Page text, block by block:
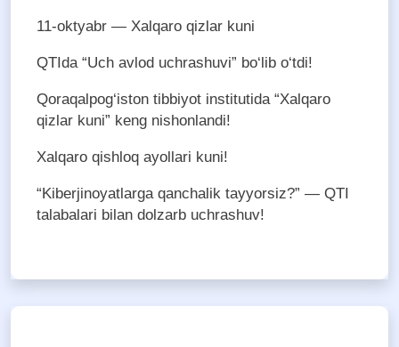
11-oktyabr — Xalqaro qizlar kuni
QTIda “Uch avlod uchrashuvi” bo‘lib o‘tdi!
Qoraqalpog‘iston tibbiyot institutida “Xalqaro
qizlar kuni” keng nishonlandi!
Xalqaro qishloq ayollari kuni!
“Kiberjinoyatlarga qanchalik tayyorsiz?” — QTI
talabalari bilan dolzarb uchrashuv!